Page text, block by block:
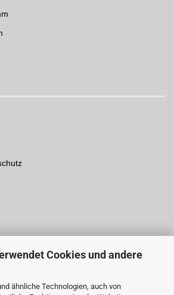
Cookies und andere
ähnliche Technologien, auch von